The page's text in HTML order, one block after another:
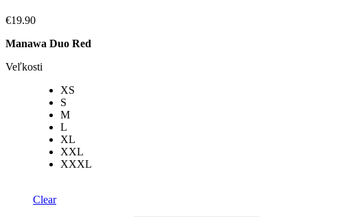
€19.90
Manawa Duo Red
Veľkosti
XS
S
M
L
XL
XXL
XXXL
Clear